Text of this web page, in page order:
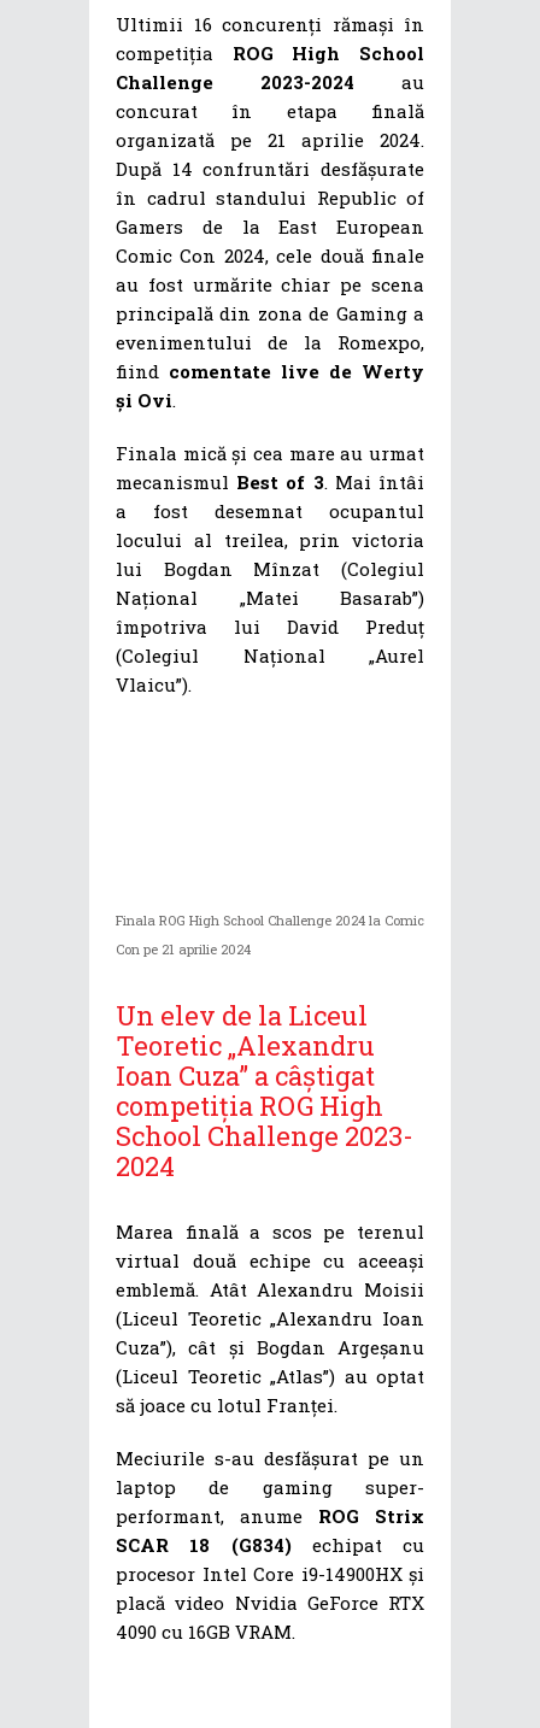
Ultimii 16 concurenți rămași în
competiția ROG High School
Challenge 2023-2024 au
concurat în etapa finală
organizată pe 21 aprilie 2024.
După 14 confruntări desfășurate
în cadrul standului Republic of
Gamers de la East European
Comic Con 2024, cele două finale
au fost urmărite chiar pe scena
principală din zona de Gaming a
evenimentului de la Romexpo,
fiind comentate live de Werty
și Ovi.
Finala mică și cea mare au urmat
mecanismul Best of 3. Mai întâi
a fost desemnat ocupantul
locului al treilea, prin victoria
lui Bogdan Mînzat (Colegiul
Național „Matei Basarab”)
împotriva lui David Preduț
(Colegiul Național „Aurel
Vlaicu”).
Finala ROG High School Challenge 2024 la Comic
Con pe 21 aprilie 2024
Un elev de la Liceul
Teoretic „Alexandru
Ioan Cuza” a câștigat
competiția ROG High
School Challenge 2023-
2024
Marea finală a scos pe terenul
virtual două echipe cu aceeași
emblemă. Atât Alexandru Moisii
(Liceul Teoretic „Alexandru Ioan
Cuza”), cât și Bogdan Argeșanu
(Liceul Teoretic „Atlas”) au optat
să joace cu lotul Franței.
Meciurile s-au desfășurat pe un
laptop de gaming super-
performant, anume ROG Strix
SCAR 18 (G834)echipat cu
procesor Intel Core i9-14900HX și
placă video Nvidia GeForce RTX
4090 cu 16GB VRAM.